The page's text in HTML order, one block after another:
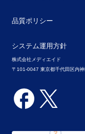
株式会社メディエイド
〒101-0047 東京都千代田区内
品質ポリシー
システム運用方針